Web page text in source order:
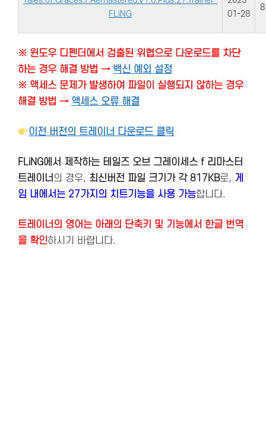
FLiNG
01-28
※ 윈도우 디펜더에서 검출된 위협으로 다운로드를 차단
하는 경우 해결 방법 → 백신 예외 설정
※ 액세스 문제가 발생하여 파일이 실행되지 않하는 경우
해결 방법 → 액세스 오류 해결
이전 버전의 트레이너 다운로드 클릭
FLiNG에서 제작하는 테일즈 오브 그레이세스 f 리마스터
트레이너 의 경우, 최신버전 파일 크기가 각 817KB로, 게
임 내에서는 27가지의 치트기능을 사용 가능합니다.
트레이너의 영어는 아래의 단축키 및 기능에서 한글 번역
을 확인하시기 바랍니다.